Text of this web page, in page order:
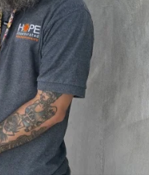
sobredos...
a la comunidad ante el